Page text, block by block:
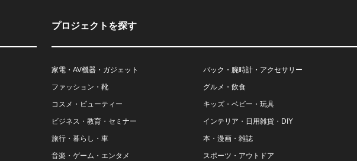
プロジェクトを探す
家電・AV機器・ガジェット バック・腕時計・アクセサリー
ファッション・靴 グルメ・飲食
コスメ・ビューティー キッズ・ベビー・玩具
ビジネス・教育・セミナー インテリア・日用雑貨・DIY
旅行・暮らし・車 本・漫画・雑誌
音楽・ゲーム・エンタメ スポーツ・アウトドア